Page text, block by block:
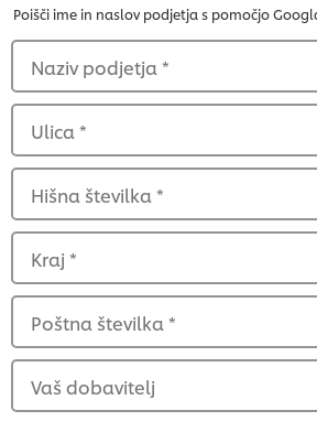
Poišči ime in naslov podjetja s pomočjo
Naziv podjetja *
Ulica *
Hišna številka *
Kraj *
Poštna številka *
Vaš dobavitelj